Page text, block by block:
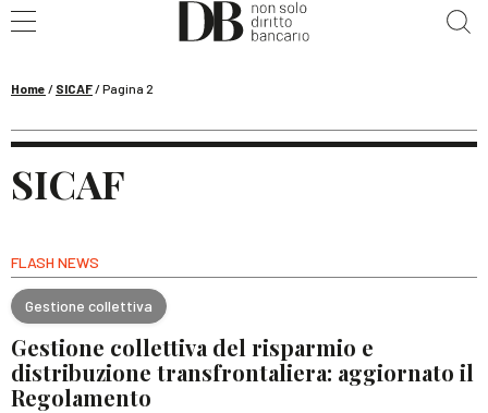
Home / SICAF/Pagina 2
SICAF
FLASH NEWS
Gestione collettiva
Gestione collettiva del risparmio e
distribuzione transfrontaliera: aggiornato il
Regolamento